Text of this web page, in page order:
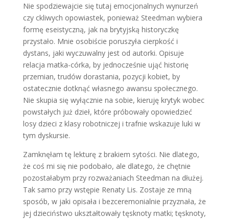
Nie spodziewajcie się tutaj emocjonalnych wynurzeń
czy ckliwych opowiastek, ponieważ Steedman wybiera
formę eseistyczną, jak na brytyjską historyczkę
przystało. Mnie osobiście poruszyła cierpkość i
dystans, jaki wyczuwalny jest od autorki. Opisuje
relacja matka-córka, by jednocześnie ująć historię
przemian, trudów dorastania, pozycji kobiet, by
ostatecznie dotknąć własnego awansu społecznego.
Nie skupia się wyłącznie na sobie, kieruję krytyk wobec
powstałych już dzieł, które próbowały opowiedzieć
losy dzieci z klasy robotniczej i trafnie wskazuje luki w
tym dyskursie.
Zamknęłam tę lekturę z brakiem sytości. Nie dlatego,
że coś mi się nie podobało, ale dlatego, że chętnie
pozostałabym przy rozważaniach Steedman na dłużej.
Tak samo przy wstępie Renaty Lis. Zostaje ze mną
sposób, w jaki opisała i bezceremonialnie przyznała, że
jej dzieciństwo ukształtowały tęsknoty matki; tęsknoty,